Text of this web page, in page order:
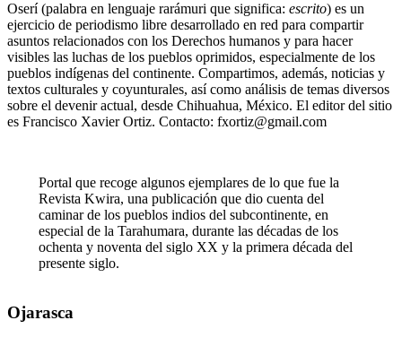
Oserí (palabra en lenguaje rarámuri que significa: escrito) es un
ejercicio de periodismo libre desarrollado en red para compartir
asuntos relacionados con los Derechos humanos y para hacer
visibles las luchas de los pueblos oprimidos, especialmente de los
pueblos indígenas del continente. Compartimos, además, noticias y
textos culturales y coyunturales, así como análisis de temas diversos
sobre el devenir actual, desde Chihuahua, México. El editor del sitio
es Francisco Xavier Ortiz. Contacto: fxortiz@gmail.com
Portal que recoge algunos ejemplares de lo que fue la
Revista Kwira, una publicación que dio cuenta del
caminar de los pueblos indios del subcontinente, en
especial de la Tarahumara, durante las décadas de los
ochenta y noventa del siglo XX y la primera década del
presente siglo.
Ojarasca